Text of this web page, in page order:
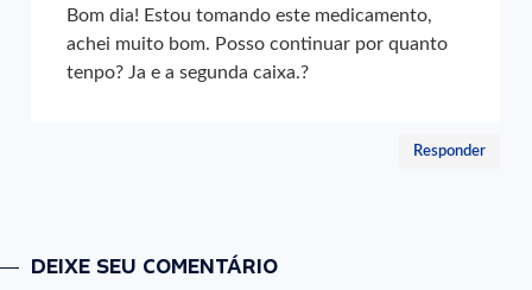
Bom dia! Estou tomando este medicamento,
achei muito bom. Posso continuar por quanto
tenpo? Ja e a segunda caixa.?
Responder
DEIXE SEU COMENTÁRIO